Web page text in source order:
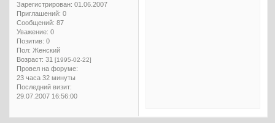
Зарегистрирован: 01.06.2007
Приглашений: 0
Сообщений: 87
Уважение: 0
Позитив: 0
Пол: Женский
Возраст: 31 [1995-02-22]
Провел на форуме:
23 часа 32 минуты
Последний визит:
29.07.2007 16:56:00